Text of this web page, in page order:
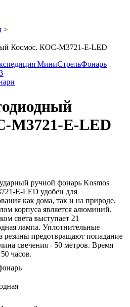
>
Космос. КОС-M3721-E-LED
МиниСтрельФонарь
M3721-E-LED
ручной фонарь Kosmos
E-LED удобен для
как дома, так и на природе.
корпуса является алюминий.
света выступает 21
лампа. Уплотнительные
резины предотвращают попадание
свечения - 50 метров. Время
часов.